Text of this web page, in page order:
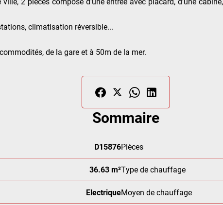
climatisation réversible...
de la gare et à 50m de la mer.
Sommaire
D15876Pièces
36.63 m²Type de chauffage
ElectriqueMoyen de chauffage